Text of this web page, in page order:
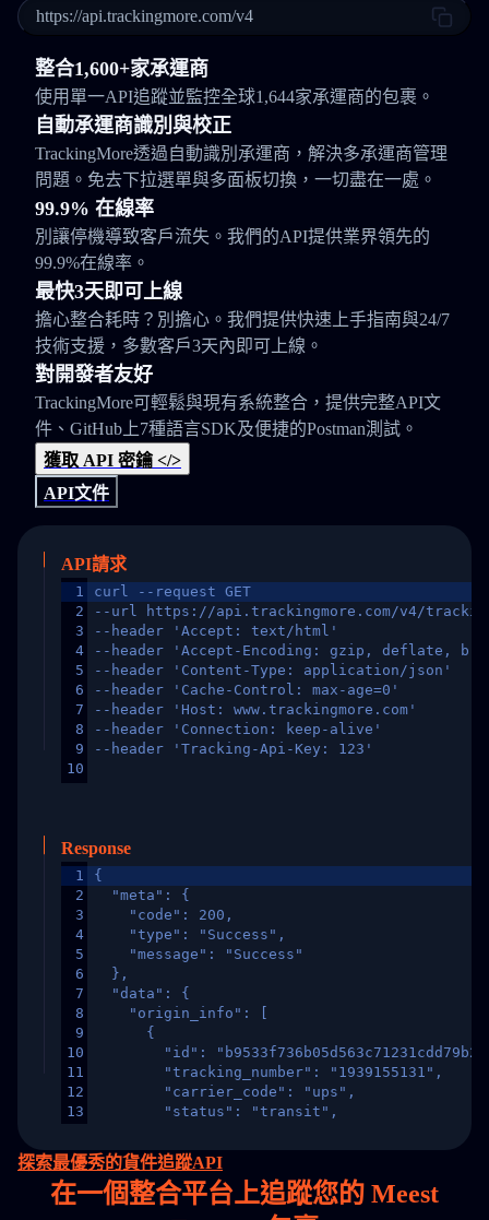
https://api.trackingmore.com/v4
整合1,600+家承運商
使用單一API追蹤並監控全球1,644家承運商的包裹。
自動承運商識別與校正
TrackingMore透過自動識別承運商，解決多承運商管理
問題。免去下拉選單與多面板切換，一切盡在一處。
99.9% 在線率
別讓停機導致客戶流失。我們的API提供業界領先的
99.9%在線率。
最快3天即可上線
擔心整合耗時？別擔心。我們提供快速上手指南與24/7
技術支援，多數客戶3天內即可上線。
對開發者友好
TrackingMore可輕鬆與現有系統整合，提供完整API文
件、GitHub上7種語言SDK及便捷的Postman測試。
獲取 API 密鑰 </>
API文件
API請求
1
2
3
4
5
6
7
8
9
10
curl --request GET
--url https://api.trackingmore.com/v4/trackings/
--header 'Accept: text/html'
--header 'Accept-Encoding: gzip, deflate,
--header 'Content-Type: application/json'
--header 'Cache-Control: max-age=0'
--header 'Host: www.trackingmore.com'
--header 'Connection: keep-alive'
--header 'Tracking-Api-Key: 123'
Response
1
2
3
4
5
6
7
8
9
10
11
12
13
15
16
17
18
{
  "meta": {
    "code": 200,
    "type": "Success",
    "message": "Success"
  },
  "data": {
    "origin_info": [
      {
"id":
        "tracking_number": "1939155131",
        "carrier_code": "ups",
        "status": "transit",
"destination_country": "United
        "itemTimeLength": 2,
        "weblink": "",
        "phone": null,
探索最優秀的貨件追蹤API
在一個整合平台上追蹤您的 Meest